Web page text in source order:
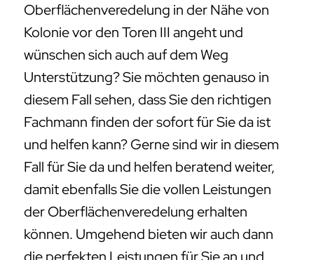
Oberflächenveredelung in der Nähe von
Kolonie vor den Toren III angeht und
wünschen sich auch auf dem Weg
Unterstützung? Sie möchten genauso in
diesem Fall sehen, dass Sie den richtigen
Fachmann finden der sofort für Sie da ist
und helfen kann? Gerne sind wir in diesem
Fall für Sie da und helfen beratend weiter,
damit ebenfalls Sie die vollen Leistungen
der Oberflächenveredelung erhalten
können. Umgehend bieten wir auch dann